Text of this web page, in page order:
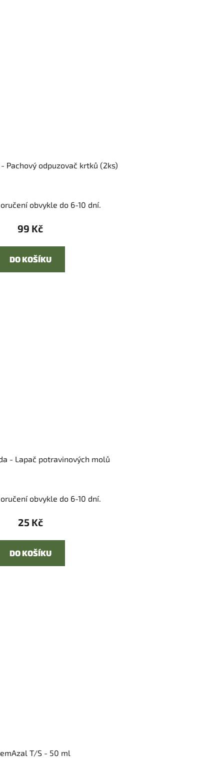
Pachový odpuzovač krtků (2ks)
obvykle do 6-10 dní.
99 Kč
DO KOŠÍKU
- Lapač potravinových molů
obvykle do 6-10 dní.
25 Kč
DO KOŠÍKU
T/S - 50 ml